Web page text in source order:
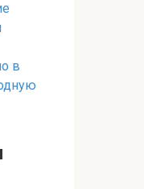
в